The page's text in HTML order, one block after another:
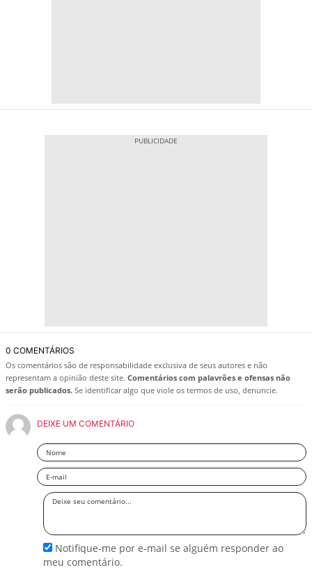
0 COMENTÁRIOS
Os comentários são de responsabilidade exclusiva de seus autores e não
representam a opinião deste site. Comentários com palavrões e ofensas não
serão publicados. Se identificar algo que viole os termos de uso, denuncie.
DEIXE UM COMENTÁRIO
Nome
Email
Deixe
Notifique-me por e-mail se alguém responder ao
meu comentário.